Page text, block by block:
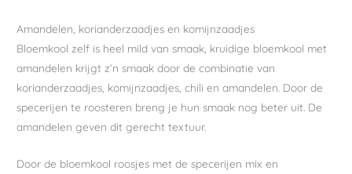
Amandelen, korianderzaadjes en komijnzaadjes
Bloemkool zelf is heel mild van smaak, kruidige bloemkool met
amandelen krijgt z’n smaak door de combinatie van
korianderzaadjes, komijnzaadjes, chili en amandelen. Door de
specerijen te roosteren breng je hun smaak nog beter uit. De
amandelen geven dit gerecht textuur.
Door de bloemkool roosjes met de specerijen mix en